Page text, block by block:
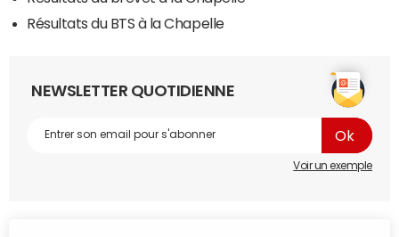
Résultats du BTS à la Chapelle
NEWSLETTER QUOTIDIENNE
Voir un exemple